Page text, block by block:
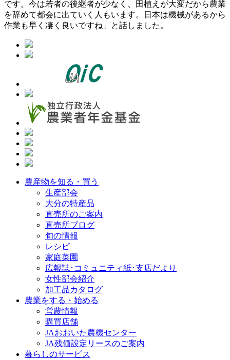
です。今は若者の後継者が少なく、田植えが大変だから農業
を辞めて都会に出ていく人もいます。日本は機械があるから
作業も早く凄く良いですね」と話しました。
農産物を知る・買う
生産部会
大分の特産品
直売所のご案内
直売所ブログ
旬の情報
レシピ
家庭菜園
広報誌･コミュニティ紙･支店だより
女性部会紹介
加工品カタログ
農業をする・始める
営農情報
購買店舗
JAおおいた農機センター
JA残価設定リースのご案内
暮らしのサービス